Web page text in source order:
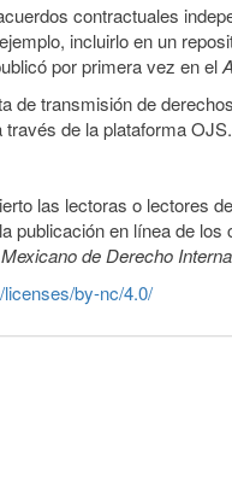
contractuales
incluirlo en un
por primera vez en el
de transmisión de
de la plataforma OJS.
las lectoras o lectores
publicación en línea de
de Derecho
by-nc/4.0/